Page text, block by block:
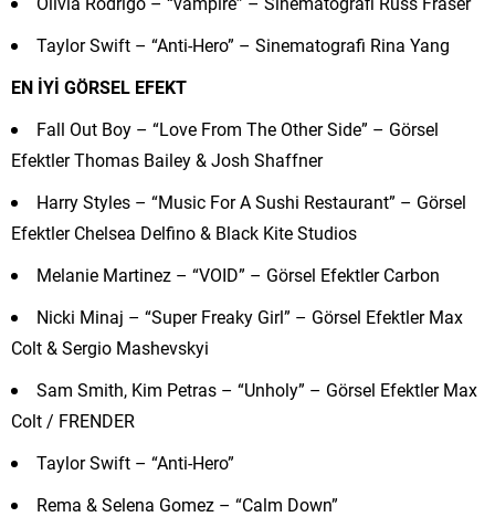
Taylor Swift – “Anti-Hero” – Sinematografi Rina Yang
EN İYİ GÖRSEL EFEKT
Fall Out Boy – “Love From The Other Side” – Görsel
Efektler Thomas Bailey & Josh Shaffner
Harry Styles – “Music For A Sushi Restaurant” – Görsel
Efektler Chelsea Delfino & Black Kite Studios
Melanie Martinez – “VOID” – Görsel Efektler Carbon
Nicki Minaj – “Super Freaky Girl” – Görsel Efektler Max
Colt & Sergio Mashevskyi
Sam Smith, Kim Petras – “Unholy” – Görsel Efektler Max
Colt / FRENDER
Taylor Swift – “Anti-Hero”
Rema & Selena Gomez – “Calm Down”